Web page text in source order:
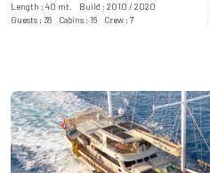
Length : 40 mt. Build : 2010 / 2020
Guests : 36 Cabins : 16 Crew : 7